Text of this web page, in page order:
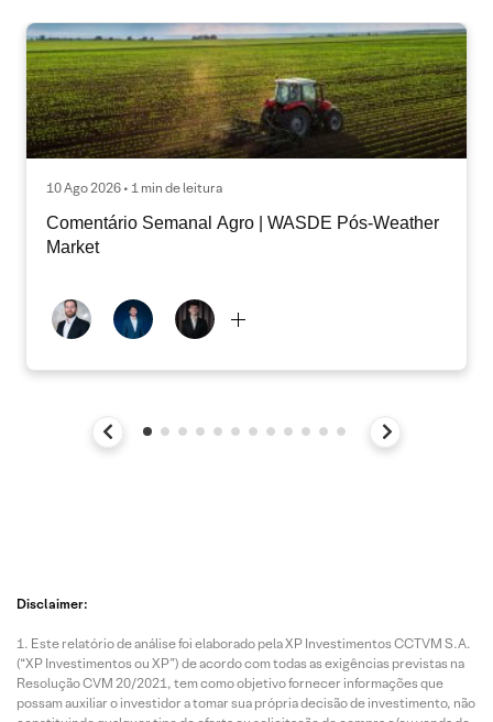
10 Ago 2026 • 1 min de leitura
Comentário Semanal Agro | WASDE Pós-Weather
Market
Disclaimer:
Este relatório de análise foi elaborado pela XP Investimentos CCTVM S.A.
(“XP Investimentos ou XP”) de acordo com todas as exigências previstas na
Resolução CVM 20/2021, tem como objetivo fornecer informações que
possam auxiliar o investidor a tomar sua própria decisão de investimento, não